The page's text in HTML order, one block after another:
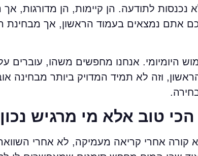
לתודעה. הן קיימות, הן מדורגות,
אתם נמצאים בעמוד הראשון, אך מבחינת
היומיומי. אנחנו מחפשים משהו, עוברים
וזה לא תמיד המדויק ביותר מבחינה
טוב אלא מי מרגיש נכון
קורה אחרי קריאה מעמיקה, לא אחרי